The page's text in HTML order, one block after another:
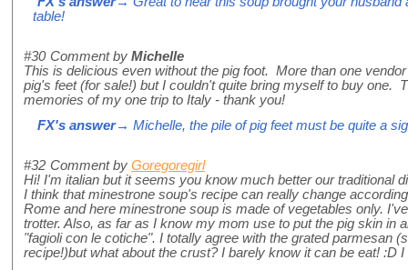
table!
#30 Comment by Michelle
This is delicious even without the pig foot. More than one
pig's feet (for sale!) but I couldn't quite bring myself to buy one.
memories of my one trip to Italy - thank you!
FX's answer→ Michelle, the pile of pig feet must be quite a
#32 Comment by Goregoregirl
Hi! I'm italian but it seems you know much better our traditional
I think that minestrone soup's recipe can really change
Rome and here minestrone soup is made of vegetables only.
trotter. Also, as far as I know my mom use to put the pig skin in
"fagioli con le cotiche". I totally agree with the grated parmesan
recipe!)but what about the crust? I barely know it can be eat! :D